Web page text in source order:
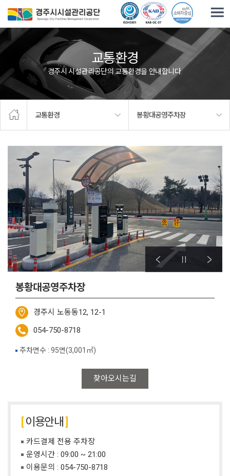
교통환경
경주시 시설관리공단의 교통환경을 안내합니다.
교통환경 봉황대공영주차장
봉황대공영주차장
경주시 노동동12, 12-1
054-750-8718
찾아오시는길
주차면수 : 95면(3,001㎡)
이용안내
카드결제 전용 주차장
운영시간 : 09:00 ~ 21:00
이용문의 : 054-750-8718